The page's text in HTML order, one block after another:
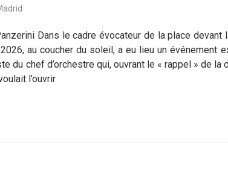
Dans le cadre évocateur de la place
au coucher du soleil, a eu lieu un événement
du chef d’orchestre qui, ouvrant le « rappel » de
l’ouvrir